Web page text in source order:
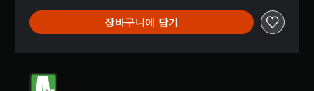
으
로
부
개
별
장바구니에 담기